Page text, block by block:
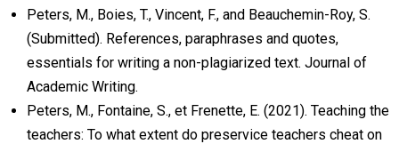
Peters, M., Boies, T., Vincent, F., and Beauchemin-Roy, S.
(Submitted). References, paraphrases and quotes,
essentials for writing a non-plagiarized text. Journal of
Academic Writing.
Peters, M., Fontaine, S., et Frenette, E. (2021). Teaching the
teachers: To what extent do preservice teachers cheat on